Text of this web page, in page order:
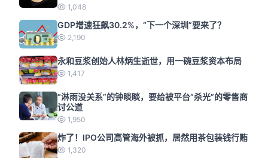
1,048
GDP增速狂飙30.2%，“下一个深圳”要来了？
2,190
永和豆浆创始人林炳生逝世，用一碗豆浆资本布局
1,417
“淋雨没关系”的钟睒睒，要给被平台“杀光”的零售商
讨公道
1,950
炸了！IPO公司高管海外被抓，居然用茶包装钱行贿
1,320